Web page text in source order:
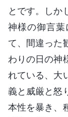
とです。しか
神様の御言
て、間違った
わりの日の神
れている、大
義と威厳と怒
本性を暴き、